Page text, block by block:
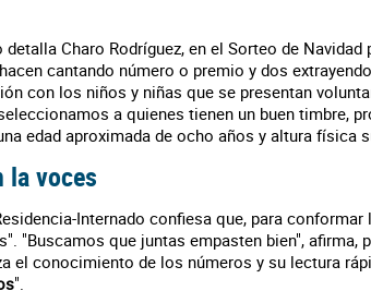
detalla Charo Rodríguez, en el Sorteo de
cantando número o premio y dos
con los niños y niñas que se presentan
a quienes tienen un buen timbre,
edad aproximada de ocho años y altura física
la voces
Internado confiesa que, para
"Buscamos que juntas empasten bien", afirma,
el conocimiento de los números y su lectura
".